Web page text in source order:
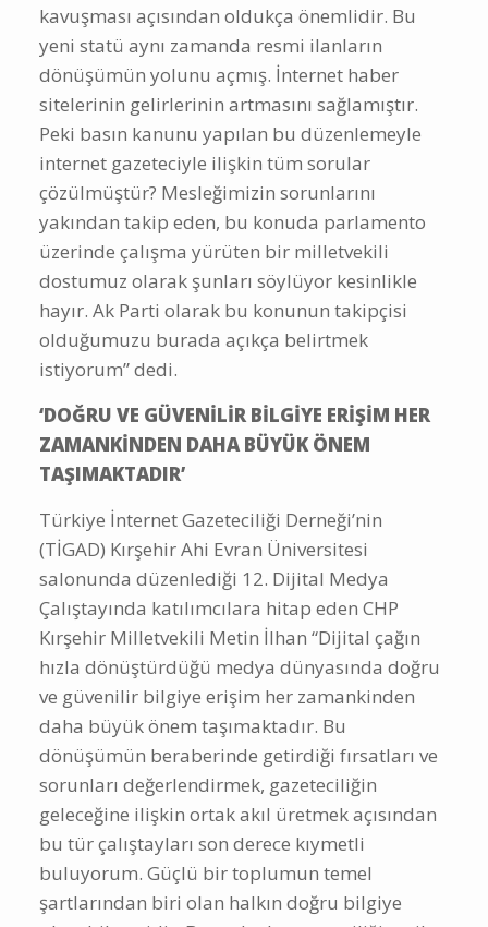
kavuşması açısından oldukça önemlidir. Bu
yeni statü aynı zamanda resmi ilanların
dönüşümün yolunu açmış. İnternet haber
sitelerinin gelirlerinin artmasını sağlamıştır.
Peki basın kanunu yapılan bu düzenlemeyle
internet gazeteciyle ilişkin tüm sorular
çözülmüştür? Mesleğimizin sorunlarını
yakından takip eden, bu konuda parlamento
üzerinde çalışma yürüten bir milletvekili
dostumuz olarak şunları söylüyor kesinlikle
hayır. Ak Parti olarak bu konunun takipçisi
olduğumuzu burada açıkça belirtmek
istiyorum” dedi.
‘DOĞRU VE GÜVENİLİR BİLGİYE ERİŞİM HER
ZAMANKİNDEN DAHA BÜYÜK ÖNEM
TAŞIMAKTADIR’
Türkiye İnternet Gazeteciliği Derneği’nin
(TİGAD) Kırşehir Ahi Evran Üniversitesi
salonunda düzenlediği 12. Dijital Medya
Çalıştayında katılımcılara hitap eden CHP
Kırşehir Milletvekili Metin İlhan “Dijital çağın
hızla dönüştürdüğü medya dünyasında doğru
ve güvenilir bilgiye erişim her zamankinden
daha büyük önem taşımaktadır. Bu
dönüşümün beraberinde getirdiği fırsatları ve
sorunları değerlendirmek, gazeteciliğin
geleceğine ilişkin ortak akıl üretmek açısından
bu tür çalıştayları son derece kıymetli
buluyorum. Güçlü bir toplumun temel
şartlarından biri olan halkın doğru bilgiye